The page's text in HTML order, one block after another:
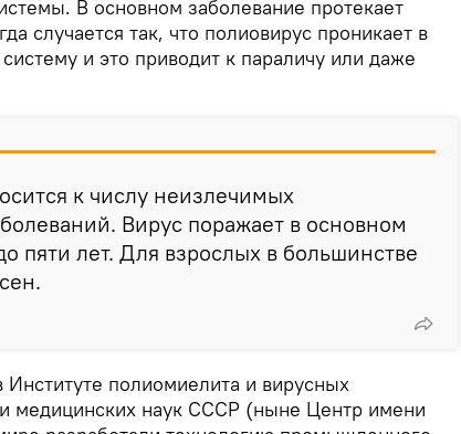
В основном заболевание протекает
случается так, что полиовирус проникает в
и это приводит к параличу или даже
к числу неизлечимых
Вирус поражает в основном
пяти лет. Для взрослых в большинстве
Институте полиомиелита и вирусных
медицинских наук СССР (ныне Центр имени